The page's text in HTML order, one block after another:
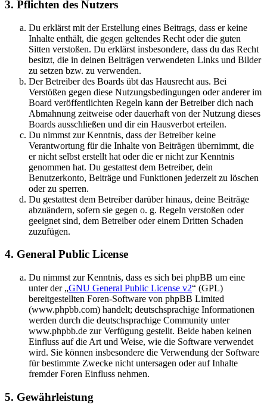
3. Pflichten des Nutzers
Du erklärst mit der Erstellung eines Beitrags, dass er keine
Inhalte enthält, die gegen geltendes Recht oder die guten
Sitten verstoßen. Du erklärst insbesondere, dass du das Recht
besitzt, die in deinen Beiträgen verwendeten Links und Bilder
zu setzen bzw. zu verwenden.
Der Betreiber des Boards übt das Hausrecht aus. Bei
Verstößen gegen diese Nutzungsbedingungen oder anderer im
Board veröffentlichten Regeln kann der Betreiber dich nach
Abmahnung zeitweise oder dauerhaft von der Nutzung dieses
Boards ausschließen und dir ein Hausverbot erteilen.
Du nimmst zur Kenntnis, dass der Betreiber keine
Verantwortung für die Inhalte von Beiträgen übernimmt, die
er nicht selbst erstellt hat oder die er nicht zur Kenntnis
genommen hat. Du gestattest dem Betreiber, dein
Benutzerkonto, Beiträge und Funktionen jederzeit zu löschen
oder zu sperren.
Du gestattest dem Betreiber darüber hinaus, deine Beiträge
abzuändern, sofern sie gegen o. g. Regeln verstoßen oder
geeignet sind, dem Betreiber oder einem Dritten Schaden
zuzufügen.
4. General Public License
Du nimmst zur Kenntnis, dass es sich bei phpBB um eine
unter der „GNU General Public License v2“ (GPL)
bereitgestellten Foren-Software von phpBB Limited
(www.phpbb.com) handelt; deutschsprachige Informationen
werden durch die deutschsprachige Community unter
www.phpbb.de zur Verfügung gestellt. Beide haben keinen
Einfluss auf die Art und Weise, wie die Software verwendet
wird. Sie können insbesondere die Verwendung der Software
für bestimmte Zwecke nicht untersagen oder auf Inhalte
fremder Foren Einfluss nehmen.
5. Gewährleistung